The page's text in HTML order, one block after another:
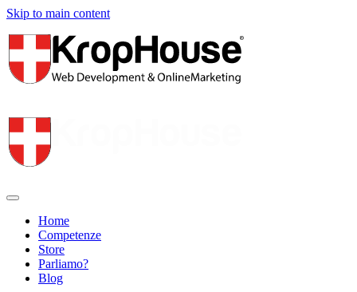
Skip to main content
Home
Competenze
Store
Parliamo?
Blog